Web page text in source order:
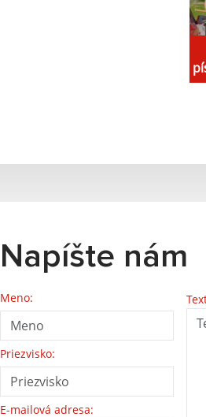
Napíšte nám
Meno:
Priezvisko:
E-mailová adresa: